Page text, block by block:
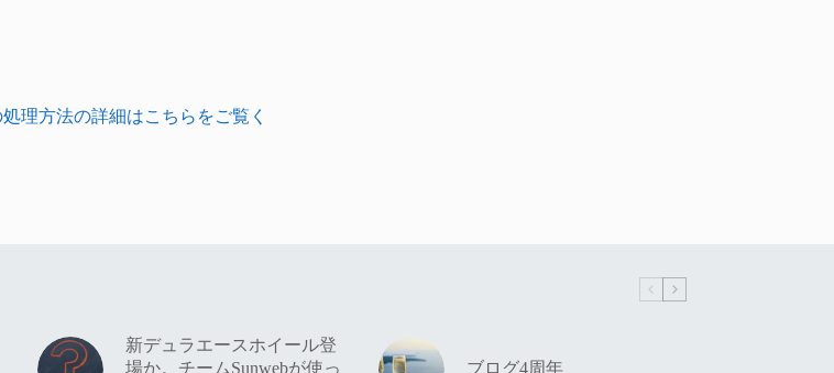
理方法の詳細はこちらをご覧く
新デュラエースホイール登
場か。チームSunwebが使っ
ブログ4周年